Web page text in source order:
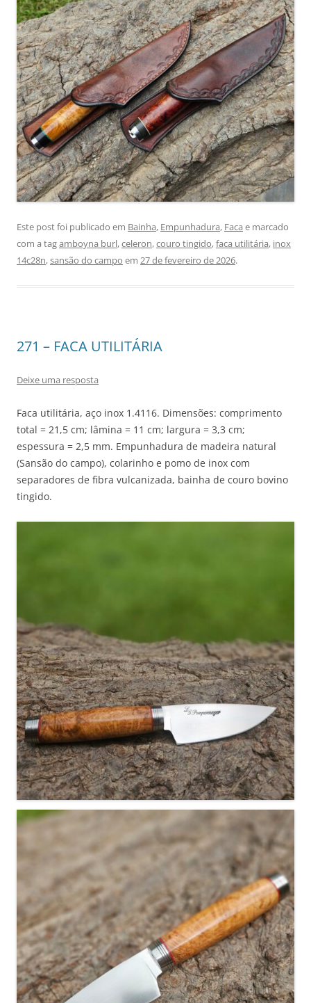
Este post foi publicado em Bainha, Empunhadura, Faca e marcado
com a tagamboyna burl,celeron,couro tingido,faca utilitária, inox
14c28n,sansão do campo em 27 de fevereiro de 2026.
271 – FACA UTILITÁRIA
Deixe uma resposta
Faca utilitária, aço inox 1.4116. Dimensões: comprimento
total = 21,5 cm; lâmina = 11 cm; largura = 3,3 cm;
espessura = 2,5 mm. Empunhadura de madeira natural
(Sansão do campo), colarinho e pomo de inox com
separadores de fibra vulcanizada, bainha de couro bovino
tingido.